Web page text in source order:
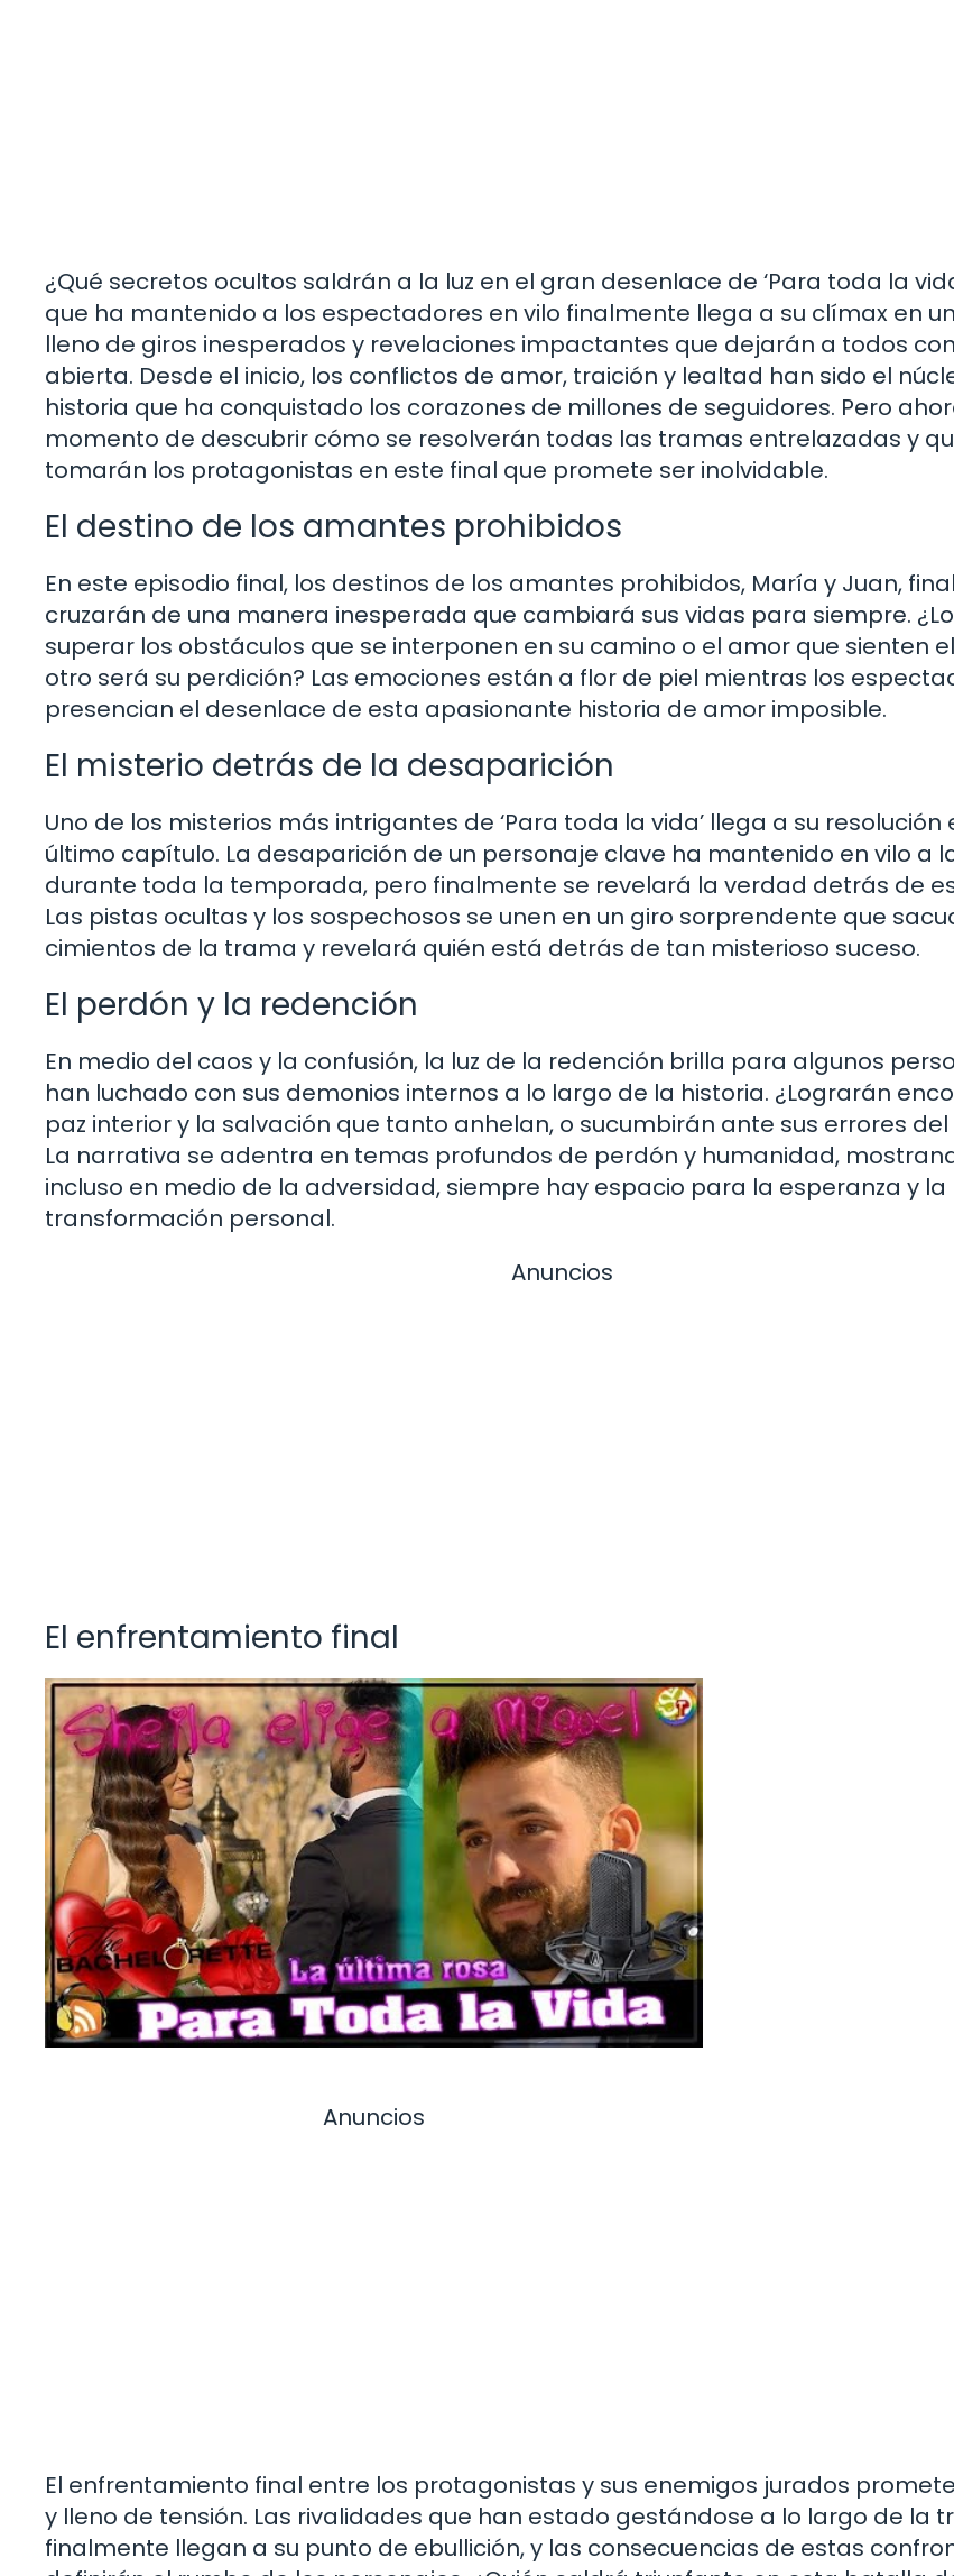
¿Qué secretos ocultos saldrán a la luz en el gran desenlace de ‘Para toda la
que ha mantenido a los espectadores en vilo finalmente llega a su clímax en
lleno de giros inesperados y revelaciones impactantes que dejarán a todos
abierta. Desde el inicio, los conflictos de amor, traición y lealtad han sido el
historia que ha conquistado los corazones de millones de seguidores. Pero
momento de descubrir cómo se resolverán todas las tramas entrelazadas y
tomarán los protagonistas en este final que promete ser inolvidable.
El destino de los amantes prohibidos
En este episodio final, los destinos de los amantes prohibidos, María y Juan,
cruzarán de una manera inesperada que cambiará sus vidas para siempre.
superar los obstáculos que se interponen en su camino o el amor que sienten
otro será su perdición? Las emociones están a flor de piel mientras los
presencian el desenlace de esta apasionante historia de amor imposible.
El misterio detrás de la desaparición
Uno de los misterios más intrigantes de ‘Para toda la vida’ llega a su resolución
último capítulo. La desaparición de un personaje clave ha mantenido en vilo a
durante toda la temporada, pero finalmente se revelará la verdad detrás de
Las pistas ocultas y los sospechosos se unen en un giro sorprendente que
cimientos de la trama y revelará quién está detrás de tan misterioso suceso.
El perdón y la redención
En medio del caos y la confusión, la luz de la redención brilla para algunos
han luchado con sus demonios internos a lo largo de la historia. ¿Lograrán
paz interior y la salvación que tanto anhelan, o sucumbirán ante sus errores
La narrativa se adentra en temas profundos de perdón y humanidad,
incluso en medio de la adversidad, siempre hay espacio para la esperanza y la
transformación personal.
Anuncios
El enfrentamiento final
Anuncios
El enfrentamiento final entre los protagonistas y sus enemigos jurados
y lleno de tensión. Las rivalidades que han estado gestándose a lo largo de la
finalmente llegan a su punto de ebullición, y las consecuencias de estas